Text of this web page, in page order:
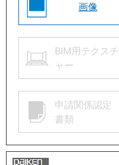
画像
BIM用テクスチ
ャー
申請関係認定
書類